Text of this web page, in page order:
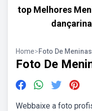
top Melhores
Home>Foto De
Foto De
Webbaixe a foto